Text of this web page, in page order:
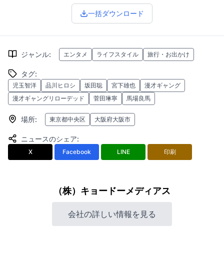
一括ダウンロード
ジャンル: エンタメ ライフスタイル 旅行・お出かけ
タグ:
児玉智洋 品川ヒロシ 坂田聡 宮下雄也
漫才ギャング
漫才ギャングリローデッド
菅田琳寧 馬場良馬
場所: 東京都中央区 大阪府大阪市
ニュースのシェア:
X Facebook LINE 印刷
（株）キョードーメディアス
会社の詳しい情報を見る